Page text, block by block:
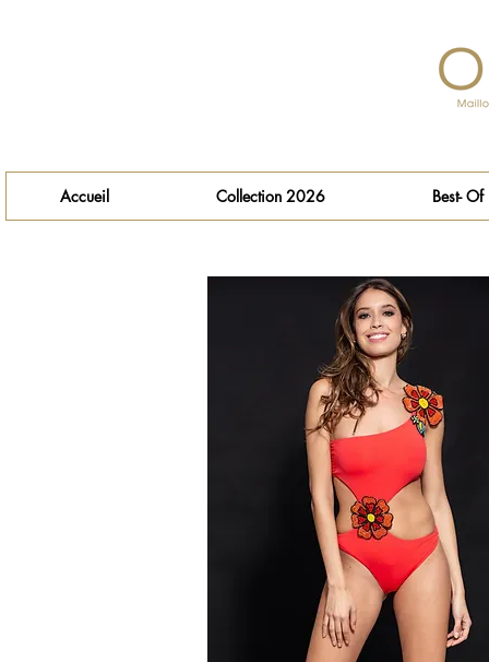
Accueil Collection 2026 Best- Of